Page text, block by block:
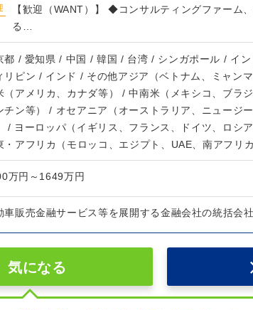
【歓迎（WANT）】 ◆コンサルティングファーム
る…
都 / 愛知県 / 中国 / 韓国 / 台湾 / シンガポール / イ
リピン / インド / その他アジア（ベトナム、ミャン
（アメリカ、カナダ等） / 中南米（メキシコ、ブラ
チン等） / オセアニア（オーストラリア、ニュージ
/ ヨーロッパ（イギリス、フランス、ドイツ、ロシ
・アフリカ（モロッコ、エジプト、UAE、南アフリカ
万円～1649万円
車販売金融サービス等を展開する金融会社の統括会社
気になる